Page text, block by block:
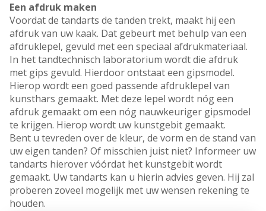
Een afdruk maken
Voordat de tandarts de tanden trekt, maakt hij een
afdruk van uw kaak. Dat gebeurt met behulp van een
afdruklepel, gevuld met een speciaal afdrukmateriaal.
In het tandtechnisch laboratorium wordt die afdruk
met gips gevuld. Hierdoor ontstaat een gipsmodel.
Hierop wordt een goed passende afdruklepel van
kunsthars gemaakt. Met deze lepel wordt nóg een
afdruk gemaakt om een nóg nauwkeuriger gipsmodel
te krijgen. Hierop wordt uw kunstgebit gemaakt.
Bent u tevreden over de kleur, de vorm en de stand van
uw eigen tanden? Of misschien juist niet? Informeer uw
tandarts hierover vóórdat het kunstgebit wordt
gemaakt. Uw tandarts kan u hierin advies geven. Hij zal
proberen zoveel mogelijk met uw wensen rekening te
houden.